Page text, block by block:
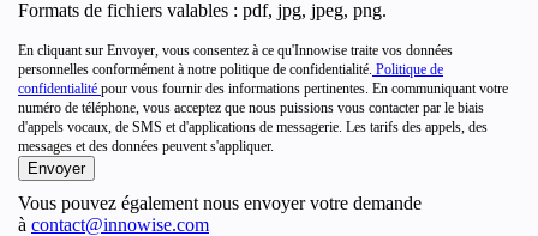
Formats de fichiers valables : pdf, jpg, jpeg, png.
En cliquant sur Envoyer, vous consentez à ce qu'Innowise traite vos données
personnelles conformément à notre politique de confidentialité. Politique de
confidentialité pour vous fournir des informations pertinentes. En communiquant votre
numéro de téléphone, vous acceptez que nous puissions vous contacter par le biais
d'appels vocaux, de SMS et d'applications de messagerie. Les tarifs des appels, des
messages et des données peuvent s'appliquer.
Vous pouvez également nous envoyer votre demande
à contact@innowise.com